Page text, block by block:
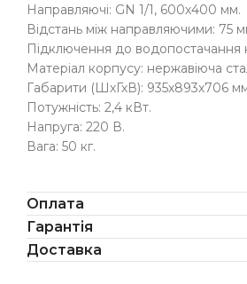
Направляючі: GN 1/1, 600х400 мм.
Відстань між направляючими: 75
Підключення до водопостачання
Матеріал корпусу: нержавіюча
Габарити (ШхГхВ): 935х893х706
Потужність: 2,4 кВт.
Напруга: 220 В.
Вага: 50 кг.
Оплата
Гарантія
Доставка